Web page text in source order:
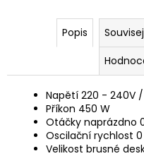
Popis
Napětí 220 - 240V /
Příkon 450 W
Otáčky naprázdno
Oscilační rychlost
Velikost brusné